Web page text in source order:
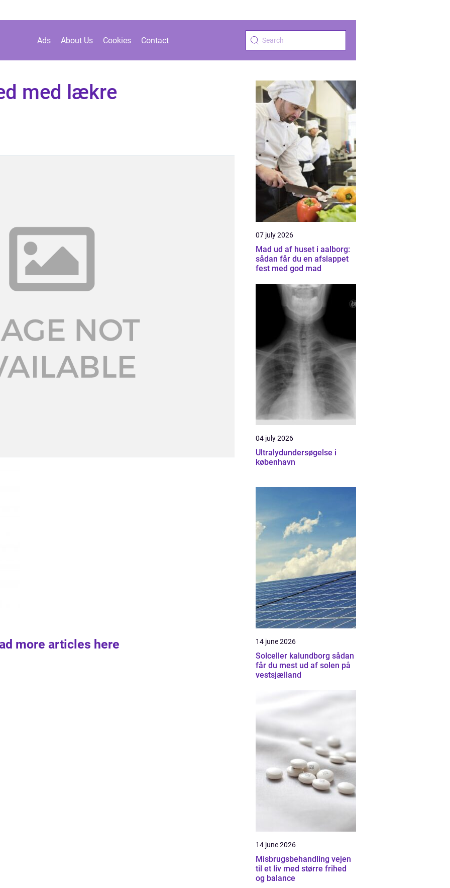
Ads About Us Cookies Contact
med lækre
more articles here
07 july 2026
Mad ud af huset i aalborg:
sådan får du en afslappet
fest med god mad
04 july 2026
Ultralydundersøgelse i
københavn
14 june 2026
Solceller kalundborg sådan
får du mest ud af solen på
vestsjælland
14 june 2026
Misbrugsbehandling vejen
til et liv med større frihed
og balance